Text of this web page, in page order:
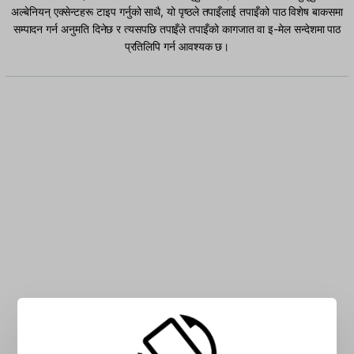
अल्बेनियन् एक्सेन्टहरू टाइप गर्नुको साथै, यो पृष्ठले तपाइँलाई तपाइँको पाठ विशेष बाकसमा
सम्पादन गर्न अनुमति दिनेछ र त्यसपछि तपाइँले तपाइँको कागजात वा इ-मेल सन्देशमा पाठ
प्रतिलिपि गर्न आवश्यक छ।
बक्समा अल्बेनियन् क्यारेक्टरहरू टाइप गर्नुहोस्: